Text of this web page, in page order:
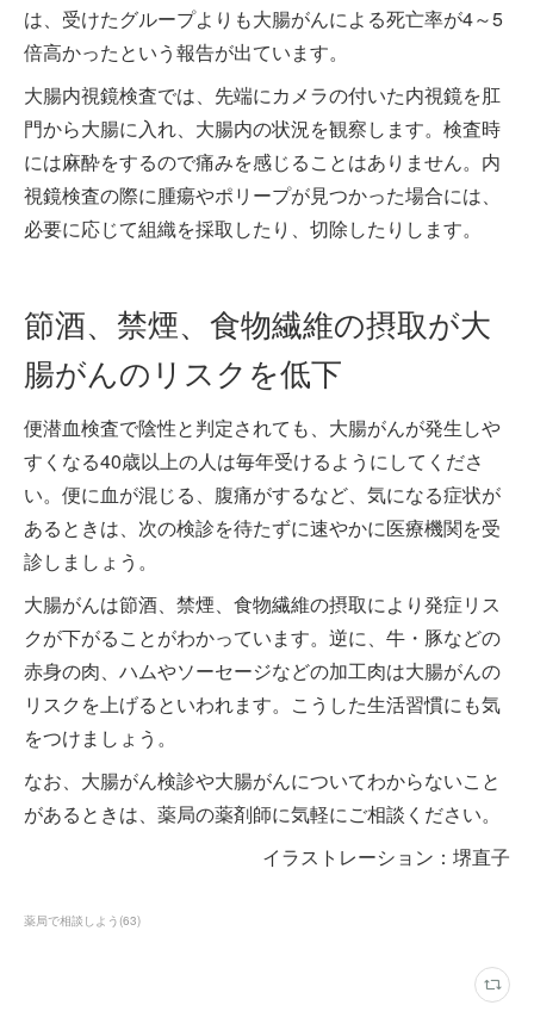
は、受けたグループよりも大腸がんによる死亡率が4～5
倍高かったという報告が出ています。
大腸内視鏡検査では、先端にカメラの付いた内視鏡を肛
門から大腸に入れ、大腸内の状況を観察します。検査時
には麻酔をするので痛みを感じることはありません。内
視鏡検査の際に腫瘍やポリープが見つかった場合には、
必要に応じて組織を採取したり、切除したりします。
節酒、禁煙、食物繊維の摂取が大
腸がんのリスクを低下
便潜血検査で陰性と判定されても、大腸がんが発生しや
すくなる40歳以上の人は毎年受けるようにしてくださ
い。便に血が混じる、腹痛がするなど、気になる症状が
あるときは、次の検診を待たずに速やかに医療機関を受
診しましょう。
大腸がんは節酒、禁煙、食物繊維の摂取により発症リス
クが下がることがわかっています。逆に、牛・豚などの
赤身の肉、ハムやソーセージなどの加工肉は大腸がんの
リスクを上げるといわれます。こうした生活習慣にも気
をつけましょう。
なお、大腸がん検診や大腸がんについてわからないこと
があるときは、薬局の薬剤師に気軽にご相談ください。
イラストレーション：堺直子
薬局で相談しよう (63)